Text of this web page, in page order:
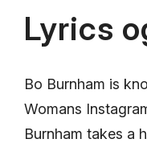
Lyrics
Bo Burnham is
Womans
Burnham takes a